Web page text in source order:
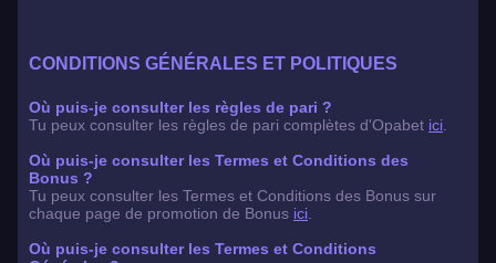
CONDITIONS GÉNÉRALES ET POLITIQUES
Où puis-je consulter les règles de pari ?
Tu peux consulter les règles de pari complètes d'Opabet ici
Où puis-je consulter les Termes et Conditions des
Bonus ?
Tu peux consulter les Termes et Conditions des Bonus sur
chaque page de promotion de Bonus ici
Où puis-je consulter les Termes et Conditions